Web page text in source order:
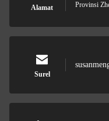
Alamat
Provinsi
Surel